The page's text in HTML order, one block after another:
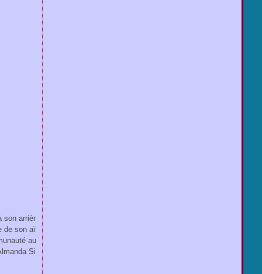
son arrièr
de son aï
au
Si